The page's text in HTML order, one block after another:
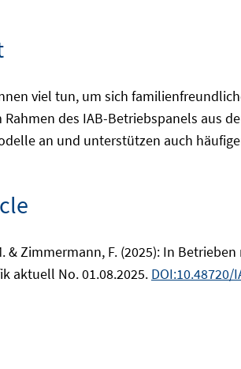
viel tun, um sich
Rahmen des IAB-Betriebspanels aus
an und unterstützen auch
& Zimmermann, F. (2025): In
aktuell No. 01.08.2025. DOI:10.48720/